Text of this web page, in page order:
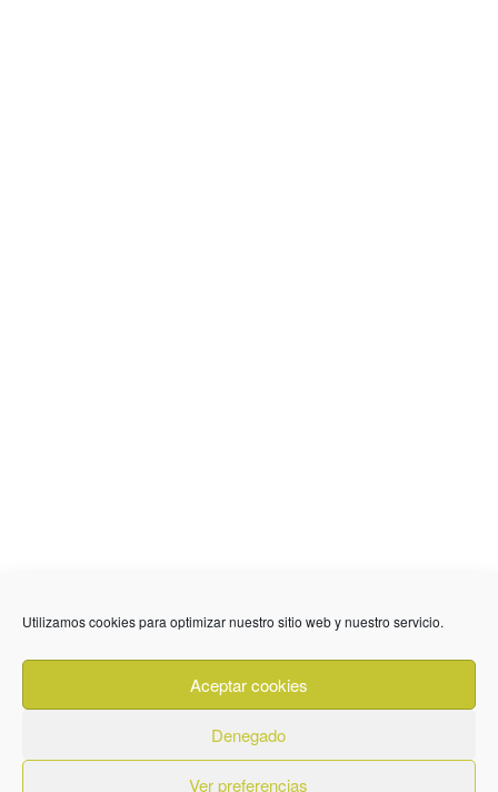
Utilizamos cookies para optimizar nuestro sitio web y nuestro servicio.
Aceptar cookies
Denegado
Ver preferencias
636 01 61 85
Fuente Palmera
info @ fuentepalmerainformacion.es
Privacidad Aviso legal
Cookies
Quiénes Somos
Contacto